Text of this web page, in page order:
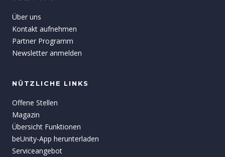
Über uns
Kontakt aufnehmen
Partner Programm
Newsletter anmelden
NÜTZLICHE LINKS
Offene Stellen
Magazin
Übersicht Funktionen
beUnity-App herunterladen
Serviceangebot